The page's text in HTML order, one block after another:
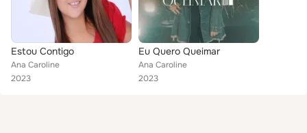
Estou Contigo
Ana Caroline
2023
Eu Quero Queimar
Ana Caroline
2023